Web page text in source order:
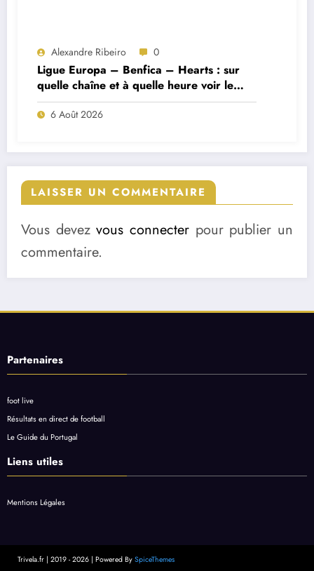
Alexandre Ribeiro 0
Ligue Europa – Benfica – Hearts : sur
quelle chaîne et à quelle heure voir le
match ?
6 Août 2026
LAISSER UN COMMENTAIRE
Vous devezvous connecter pour publier un
commentaire.
Partenaires
foot live
Résultats en direct de football
Le Guide du Portugal
Liens utiles
Mentions Légales
Trivela.fr | 2019 - 2026 | Powered By SpiceThemes